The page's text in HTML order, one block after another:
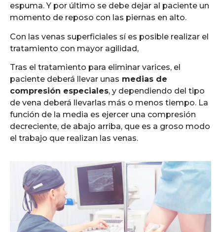
espuma. Y por último se debe dejar al paciente un
momento de reposo con las piernas en alto.
Con las venas superficiales sí es posible realizar el
tratamiento con mayor agilidad,
Tras el tratamiento para eliminar varices, el
paciente deberá llevar unas medias de
compresión especiales, y dependiendo del tipo
de vena deberá llevarlas más o menos tiempo. La
función de la media es ejercer una compresión
decreciente, de abajo arriba, que es a groso modo
el trabajo que realizan las venas.